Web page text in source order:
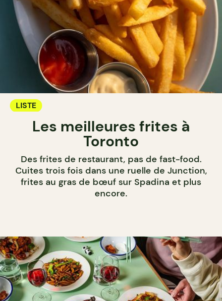
LISTE
Les meilleures frites à
Toronto
Des frites de restaurant, pas de fast-food.
Cuites trois fois dans une ruelle de Junction,
frites au gras de bœuf sur Spadina et plus
encore.